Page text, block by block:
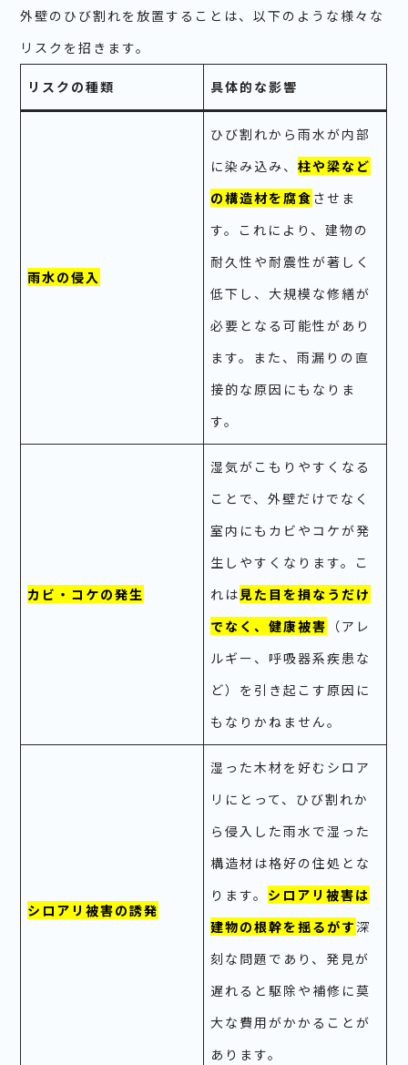
外壁のひび割れを放置することは、以下のような様々な
リスクを招きます。
リスクの種類 具体的な影響
雨水の侵入
ひび割れから雨水が内部
に染み込み、柱や梁など
の構造材を腐食 させま
す。これにより、建物の
耐久性や耐震性が著しく
低下し、大規模な修繕が
必要となる可能性があり
ます。また、雨漏りの直
接的な原因にもなりま
す。
カビ・コケの発生
湿気がこもりやすくなる
ことで、外壁だけでなく
室内にもカビやコケが発
生しやすくなります。こ
れは見た目を損なうだけ
でなく、健康被害 （アレ
ルギー、呼吸器系疾患な
ど）を引き起こす原因に
もなりかねません。
シロアリ被害の誘発
湿った木材を好むシロア
リにとって、ひび割れか
ら侵入した雨水で湿った
構造材は格好の住処とな
ります。 シロアリ被害は
建物の根幹を揺るがす 深
刻な問題であり、発見が
遅れると駆除や補修に莫
大な費用がかかることが
あります。